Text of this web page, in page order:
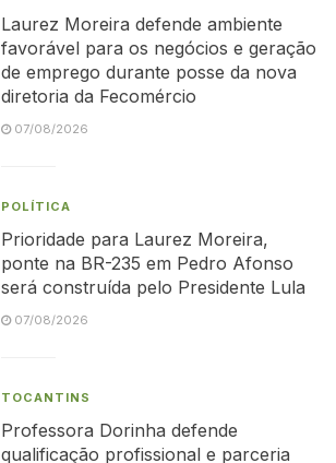
Laurez Moreira defende ambiente
favorável para os negócios e geração
de emprego durante posse da nova
diretoria da Fecomércio
07/08/2026
POLÍTICA
Prioridade para Laurez Moreira,
ponte na BR-235 em Pedro Afonso
será construída pelo Presidente Lula
07/08/2026
TOCANTINS
Professora Dorinha defende
qualificação profissional e parceria